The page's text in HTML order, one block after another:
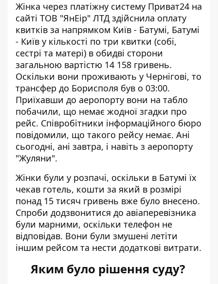
Жінка через платіжну систему Приват24 на
сайті ТОВ "ЯнЕір" ЛТД здійснила оплату
квитків за напрямком Київ - Батумі, Батумі
- Київ у кількості по три квитки (собі,
сестрі та матері) в обидві сторони
загальною вартістю 14 158 гривень.
Оскільки вони проживають у Чернігові, то
трансфер до Борисполя був о 03:00.
Приїхавши до аеропорту вони на табло
побачили, що немає жодної згадки про
рейс. Співробітники інформаційного бюро
повідомили, що такого рейсу немає. Ані
сьогодні, ані завтра, і навіть з аеропорту
"Жуляни".
Жінки були у розпачі, оскільки в Батумі їх
чекав готель, кошти за який в розмірі
понад 15 тисяч гривень вже було внесено.
Спроби додзвонитися до авіаперевізника
були марними, оскільки телефон не
відповідав. Вони були змушені летіти
іншим рейсом та нести додаткові витрати.
Яким було рішення суду?